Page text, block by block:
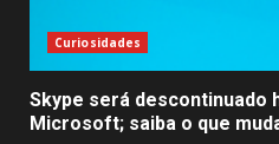
Curiosidades
Skype será descontinuado
Microsoft; saiba o que